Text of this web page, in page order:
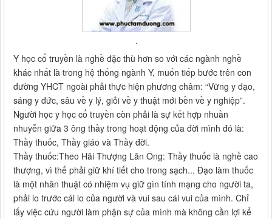
.
Y học cổ truyền là nghề đặc thù hơn so với các ngành nghề
khác nhất là trong hệ thống ngành Y, muốn tiếp bước trên con
đường YHCT ngoài phải thực hiện phương châm: “Vững y đạo,
sáng y đức, sâu về y lý, giỏi về y thuật mới bền về y nghiệp”.
Người học y học cổ truyền còn phải là sự kết hợp nhuần
nhuyễn giữa 3 ông thầy trong hoạt động của đời mình đó là:
Thầy thuốc, Thầy giáo và Thầy đời.
Thầy thuốc:Theo Hãi Thượng Lãn Ông: Thầy thuốc là nghề cao
thượng, vì thế phải giữ khí tiết cho trong sạch... Đạo làm thuốc
là một nhân thuật có nhiệm vụ giữ gìn tính mạng cho người ta,
phải lo trước cái lo của người và vui sau cái vui của mình. Chỉ
lấy việc cứu người làm phận sự của mình mà không cần lợi kể